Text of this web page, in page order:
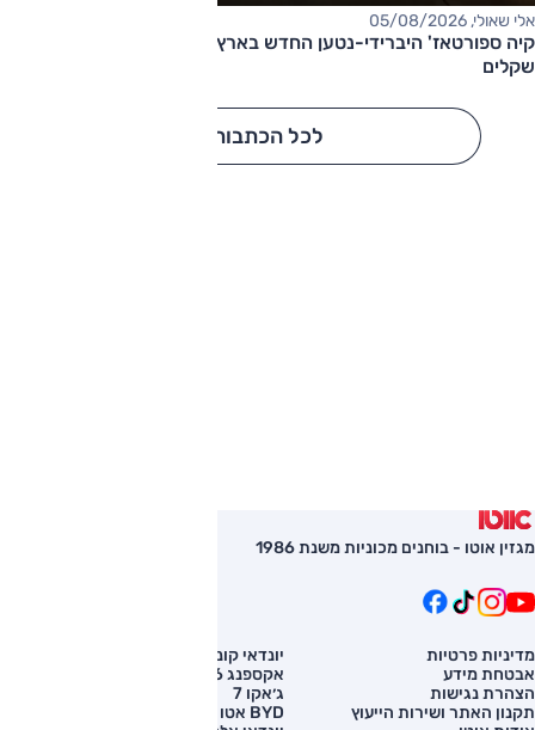
אלי שאולי, 05/08/2026
שקלים
לכל הכתבות
מגזין אוטו - בוחנים מכוניות משנת 1986
מדיניות פרטיות
אבטחת מידע
הצהרת נגישות
תקנון האתר ושירות הייעוץ
יונדאי קונה
אקספנג G6
ג׳אקו 7
BYD אטו 3